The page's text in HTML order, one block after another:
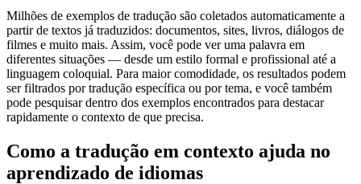
Milhões de exemplos de tradução são coletados automaticamente a
partir de textos já traduzidos: documentos, sites, livros, diálogos de
filmes e muito mais. Assim, você pode ver uma palavra em
diferentes situações — desde um estilo formal e profissional até a
linguagem coloquial. Para maior comodidade, os resultados podem
ser filtrados por tradução específica ou por tema, e você também
pode pesquisar dentro dos exemplos encontrados para destacar
rapidamente o contexto de que precisa.
Como a tradução em contexto ajuda no
aprendizado de idiomas